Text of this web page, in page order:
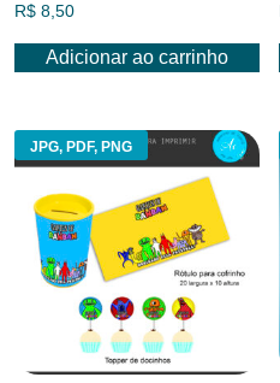
R$ 8,50
Adicionar ao carrinho
JPG, PDF, PNG